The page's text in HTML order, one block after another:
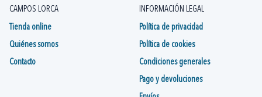
CAMPOS LORCA
Tienda online
Quiénes somos
Contacto
INFORMACIÓN LEGAL
Política de privacidad
Política de cookies
Condiciones generales
Pago y devoluciones